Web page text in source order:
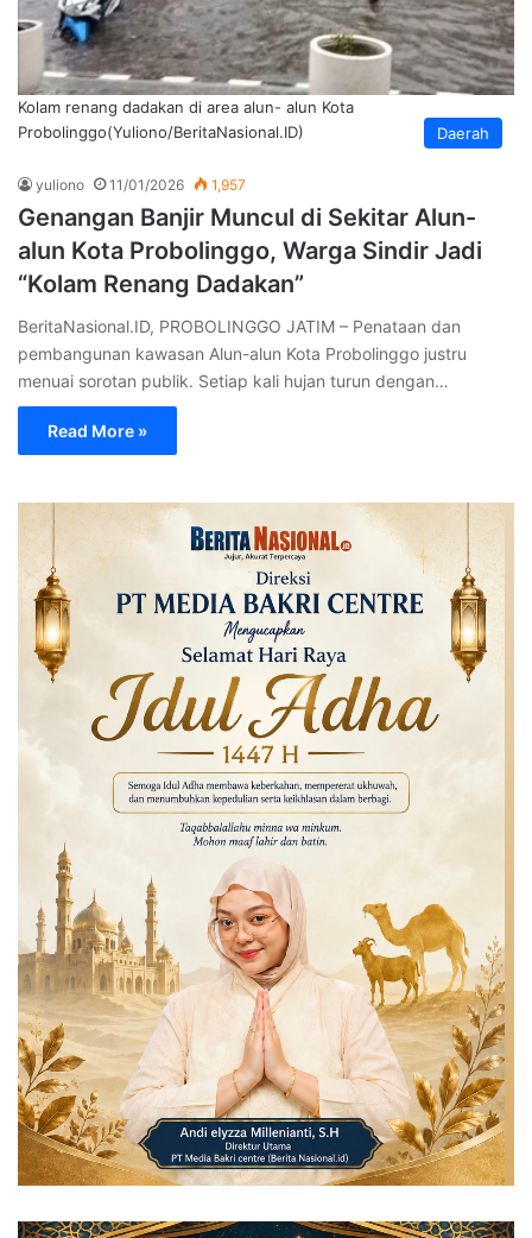
Daerah
Kolam renang dadakan di area alun- alun Kota
Probolinggo(Yuliono/BeritaNasional.ID)
yuliono 11/01/2026 1,957
Genangan Banjir Muncul di Sekitar Alun-
alun Kota Probolinggo, Warga Sindir Jadi
“Kolam Renang Dadakan”
BeritaNasional.ID, PROBOLINGGO JATIM – Penataan dan
pembangunan kawasan Alun-alun Kota Probolinggo justru
menuai sorotan publik. Setiap kali hujan turun dengan…
Read More »